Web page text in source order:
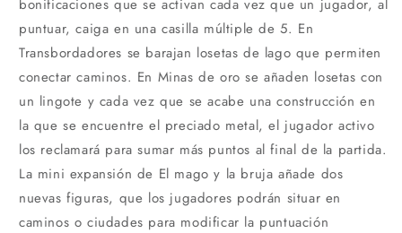
bonificaciones que se activan cada vez que un jugador, al
puntuar, caiga en una casilla múltiple de 5. En
Transbordadores se barajan losetas de lago que permiten
conectar caminos. En Minas de oro se añaden losetas con
un lingote y cada vez que se acabe una construcción en
la que se encuentre el preciado metal, el jugador activo
los reclamará para sumar más puntos al final de la partida.
La mini expansión de El mago y la bruja añade dos
nuevas figuras, que los jugadores podrán situar en
caminos o ciudades para modificar la puntuación